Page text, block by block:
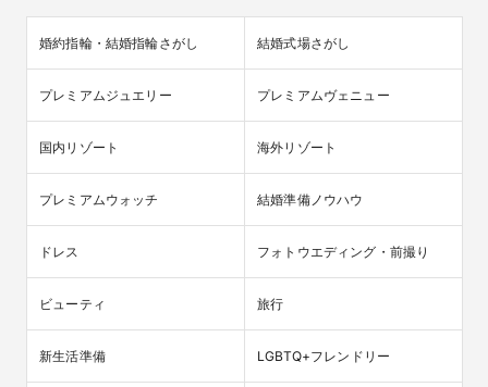
婚約指輪・結婚指輪さがし 結婚式場さがし
プレミアムジュエリー プレミアムヴェニュー
国内リゾート 海外リゾート
プレミアムウォッチ 結婚準備ノウハウ
ドレス フォトウエディング・前撮り
ビューティ 旅行
新生活準備 LGBTQ+フレンドリー